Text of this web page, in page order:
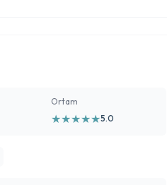
Ortam
★★★★★5.0